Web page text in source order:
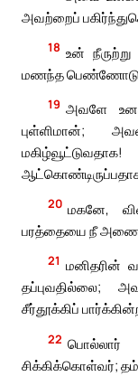
அவற்றைப்
18 உன்
மணந்த பெண்ணோடு
19 அவளே
புள்ளிமான்;
20 மகனே,
பரத்தையை நீ
21 மனிதரின்
தப்புவதில்லை;
சீர்தூக்கிப்
22
சிக்கிக்கொள்வர்;